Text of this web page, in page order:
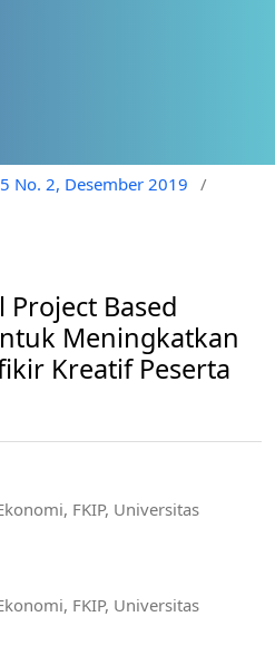
No. 2, Desember 2019
/
Based
Meningkatkan
Kreatif Peserta
FKIP, Universitas
FKIP, Universitas